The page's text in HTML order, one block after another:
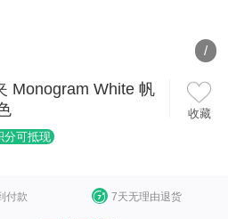
/
Monogram White 帆
收藏
分可抵现
付款 7天无理由退货